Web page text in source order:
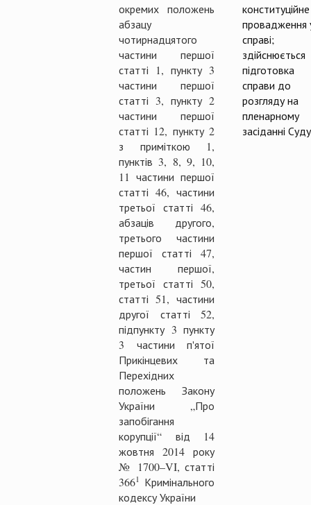
окремих положень
абзацу
чотирнадцятого
частини першої
статті 1, пункту 3
частини першої
статті 3, пункту 2
частини першої
статті 12, пункту 2
з приміткою 1,
пунктів 3, 8, 9, 10,
11 частини першої
статті 46, частини
третьої статті 46,
абзаців другого,
третього частини
першої статті 47,
частин першої,
третьої статті 50,
статті 51, частини
другої статті 52,
підпункту 3 пункту
3 частини п'ятої
Прикінцевих та
Перехідних
положень Закону
України „Про
запобігання
корупції“ від 14
жовтня 2014 року
№ 1700–VI, статті
3661
Кримінального
кодексу України
конституційне
провадження
справі;
здійснюється
підготовка
справи до
розгляду на
пленарному
засіданні Суду